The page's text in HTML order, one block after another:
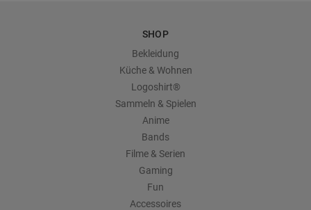
SHOP
Bekleidung
Küche & Wohnen
Logoshirt®
Sammeln & Spielen
Anime
Bands
Filme & Serien
Gaming
Fun
Accessoires